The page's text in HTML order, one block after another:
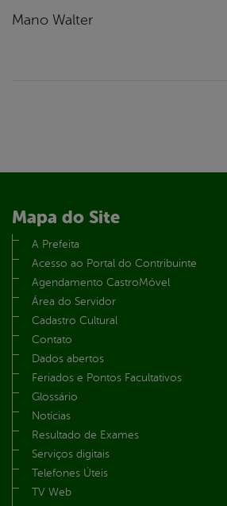
Mano Walter
Mapa do Site
A Prefeita
Acesso ao Portal do Contribuinte
Agendamento CastroMóvel
Área do Servidor
Cadastro Cultural
Contato
Dados abertos
Feriados e Pontos Facultativos
Glossário
Notícias
Resultado de Exames
Serviços digitais
Telefones Úteis
TV Web